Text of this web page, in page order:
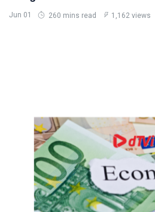
Jun 01 260 mins read 1,162 views